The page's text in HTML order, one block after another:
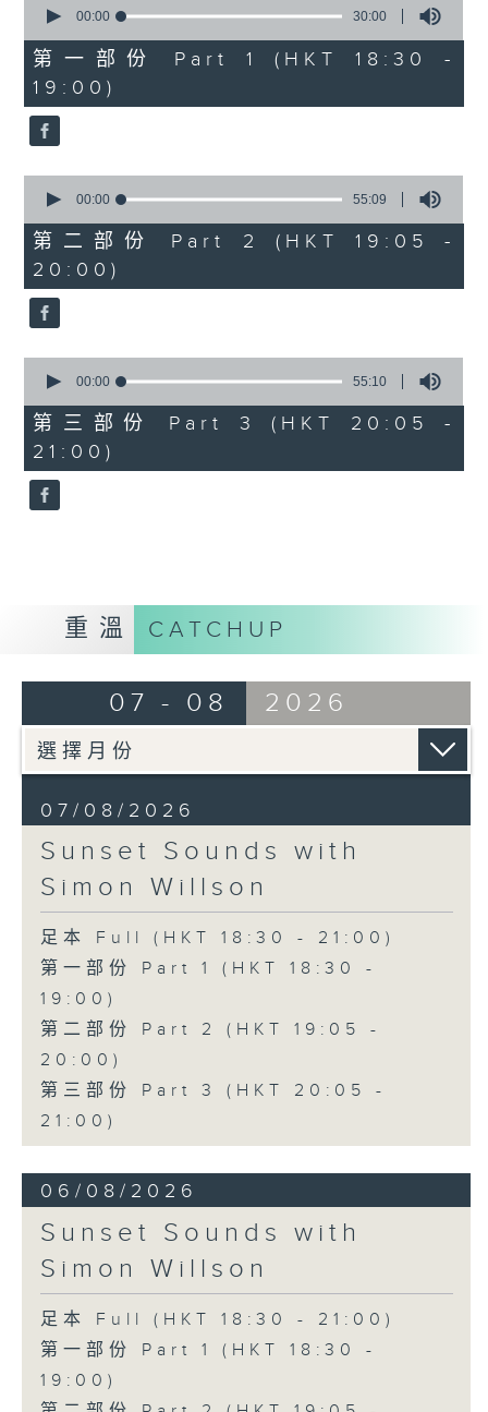
seconds
30
minutes,
0
seconds
00:00 30:00
第一部份 Part 1 (HKT 18:30 -
19:00)
seconds
55
minutes,
9
seconds
00:00 55:09
第二部份 Part 2 (HKT 19:05 -
20:00)
seconds
55
minutes,
10
seconds
00:00 55:10
第三部份 Part 3 (HKT 20:05 -
21:00)
重溫 CATCHUP
07 - 08 2026
07/08/2026
Sunset Sounds with
Simon Willson
足本 Full (HKT 18:30 - 21:00)
第一部份 Part 1 (HKT 18:30 -
19:00)
第二部份 Part 2 (HKT 19:05 -
20:00)
第三部份 Part 3 (HKT 20:05 -
21:00)
06/08/2026
Sunset Sounds with
Simon Willson
足本 Full (HKT 18:30 - 21:00)
第一部份 Part 1 (HKT 18:30 -
19:00)